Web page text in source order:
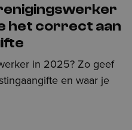
het correct aan
in 2025? Zo geef
en waar je